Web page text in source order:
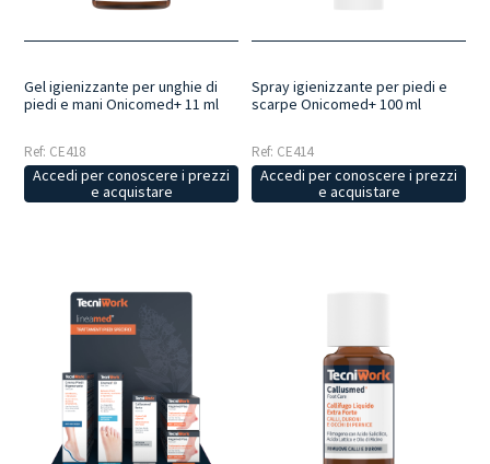
Gel igienizzante per unghie di
piedi e mani Onicomed+ 11 ml
Ref: CE418
Accedi per conoscere i prezzi
e acquistare
Spray igienizzante per piedi e
scarpe Onicomed+ 100 ml
Ref: CE414
Accedi per conoscere i prezzi
e acquistare